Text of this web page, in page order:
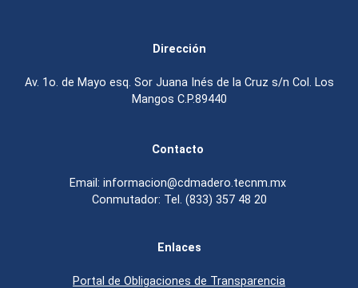
Dirección
Av. 1o. de Mayo esq. Sor Juana Inés de la Cruz s/n Col. Los
Mangos C.P.89440
Contacto
Email: informacion@cdmadero.tecnm.mx
Conmutador: Tel. (833) 357 48 20
Enlaces
Portal de Obligaciones de Transparencia